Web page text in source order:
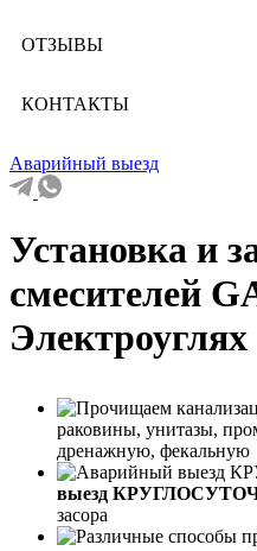
ОТЗЫВЫ
КОНТАКТЫ
Аварийный выезд
Установка и
смесителей
Электроуглях
раковины, унитазы,
дренажную, фекальную
выезд
засора